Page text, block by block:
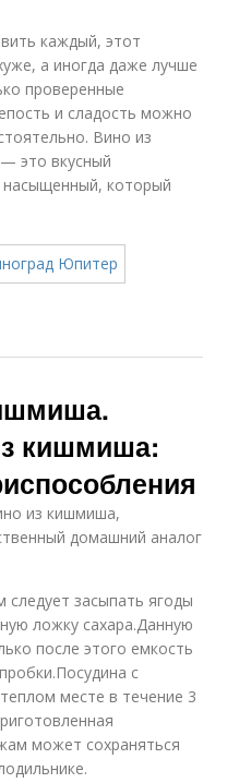
каждый, этот
а иногда даже лучше
проверенные
и сладость можно
Вино из
это вкусный
насыщенный, который
кишмиша:
из кишмиша,
домашний аналог
засыпать ягоды
ложку сахара.Данную
после этого емкость
с
месте в течение 3
может сохраняться